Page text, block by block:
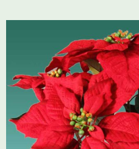
Holzkunst nach Hersteller
Schwibbogen
Räucherfiguren
Pyramiden